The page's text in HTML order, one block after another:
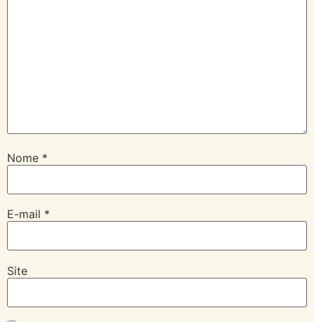
Nome *
E-mail *
Site